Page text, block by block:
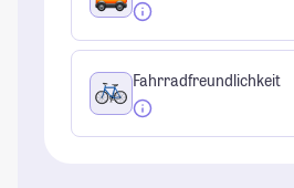
Fahrradfreundlichkeit